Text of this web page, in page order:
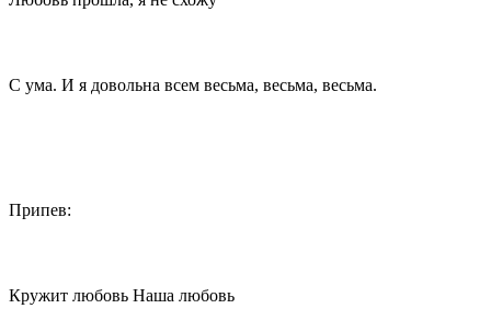
С ума. И я довольна всем весьма, весьма, весьма.
Припев:
Кружит любовь Наша любовь